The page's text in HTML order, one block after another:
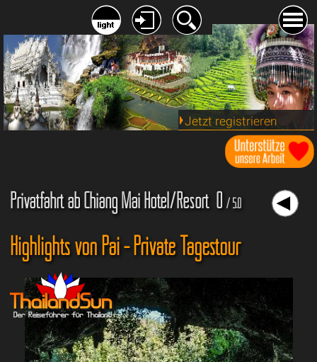
Jetzt registrieren
Privatfahrt ab Chiang Mai Hotel/Resort 0 / 5.0
Highlights von Pai - Private Tagestour